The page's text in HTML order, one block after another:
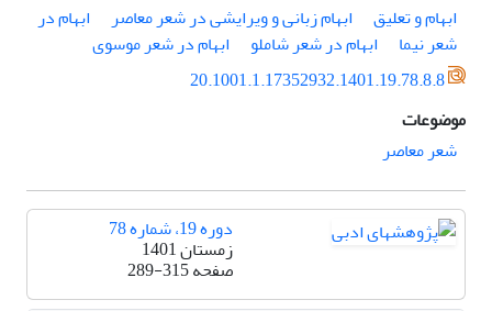
ابهام و تعلیق
ابهام زبانی و ویرایشی در شعر معاصر
ابهام در
شعر نیما
ابهام در شعر شاملو
ابهام در شعر موسوی
20.1001.1.17352932.1401.19.78.8.8
موضوعات
شعر معاصر
دوره 19، شماره 78
زمستان 1401
صفحه289-315